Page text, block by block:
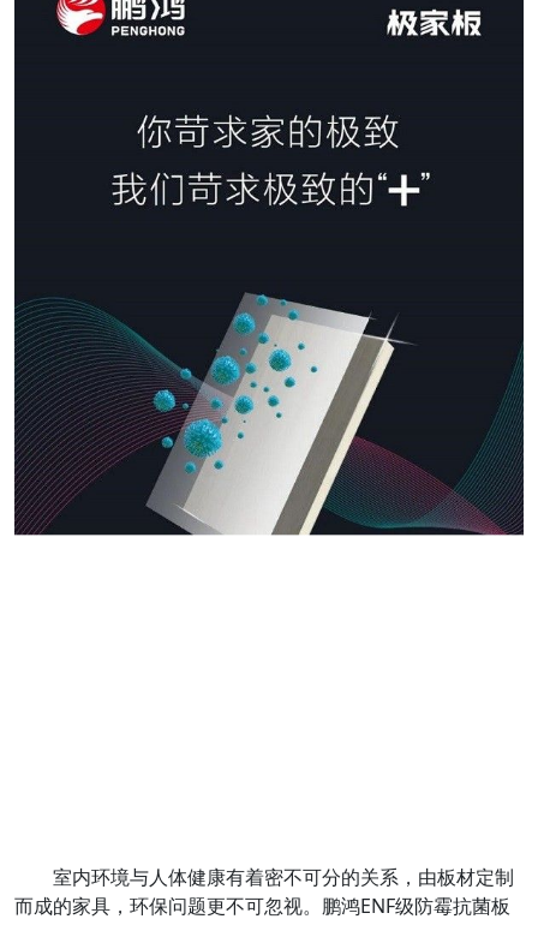
室内环境与人体健康有着密不可分的关系，由板材定制
而成的家具，环保问题更不可忽视。鹏鸿ENF级防霉抗菌板